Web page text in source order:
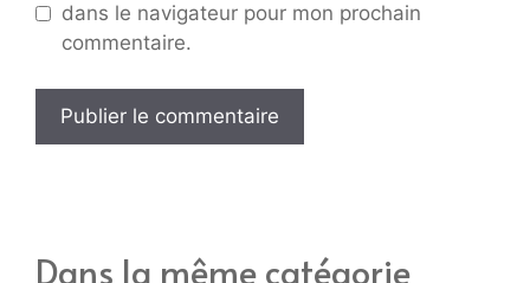
dans le navigateur pour mon prochain
commentaire.
Dans la même catégorie